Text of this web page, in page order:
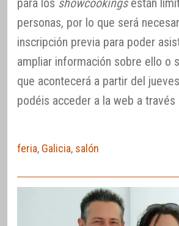
para los showcookingsestán
personas, por lo que será
inscripción previa para poder
ampliar información sobre ello o
que acontecerá a partir del
podéis acceder a la web a través
feria, Galicia, salón